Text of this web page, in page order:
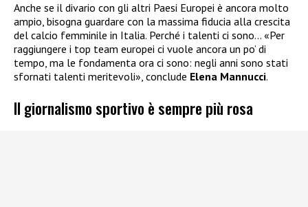
Anche se il divario con gli altri Paesi Europei è ancora molto
ampio, bisogna guardare con la massima fiducia alla crescita
del calcio femminile in Italia. Perché i talenti ci sono… «Per
raggiungere i top team europei ci vuole ancora un po’ di
tempo, ma le fondamenta ora ci sono: negli anni sono stati
sfornati talenti meritevoli», conclude Elena Mannucci.
Il giornalismo sportivo è sempre più rosa